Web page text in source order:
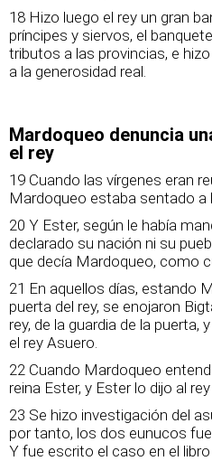
18 Hizo luego el rey un gran
príncipes y siervos, el
tributos a las provincias, e
a la generosidad real.
Mardoqueo denuncia
el rey
19 Cuando las vírgenes eran
Mardoqueo estaba sentado a
20 Y Ester, según le había
declarado su nación ni su
que decía Mardoqueo, como
21 En aquellos días, estando
puerta del rey, se enojaron
rey, de la guardia de la puerta,
el rey Asuero.
22 Cuando Mardoqueo
reina Ester, y Ester lo dijo al
23 Se hizo investigación del
por tanto, los dos eunucos
Y fue escrito el caso en el